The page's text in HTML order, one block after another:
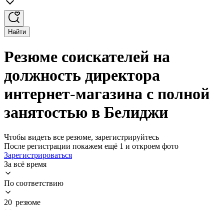
Найти
Резюме соискателей на
должность директора
интернет-магазина с полной
занятостью в Белиджи
Чтобы видеть все резюме, зарегистрируйтесь
После регистрации покажем ещё 1 и откроем фото
Зарегистрироваться
За всё время
По соответствию
20 резюме